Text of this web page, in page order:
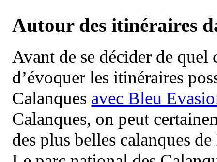
Autour des itinéraires
Avant de se décider de
d’évoquer les itinéraires
Calanques avec Bleu
Calanques, on peut
des plus belles calanques